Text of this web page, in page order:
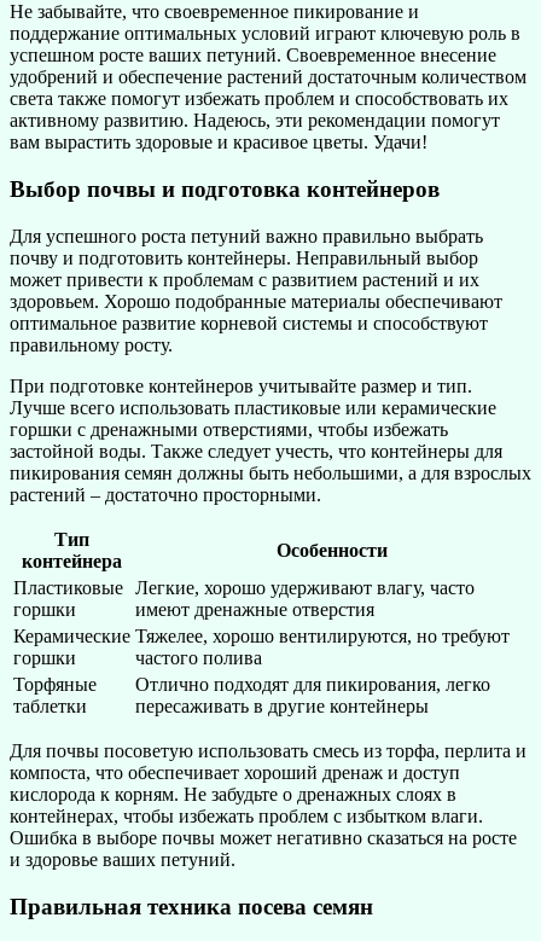
Не забывайте, что своевременное пикирование и
поддержание оптимальных условий играют ключевую роль в
успешном росте ваших петуний. Своевременное внесение
удобрений и обеспечение растений достаточным количеством
света также помогут избежать проблем и способствовать их
активному развитию. Надеюсь, эти рекомендации помогут
вам вырастить здоровые и красивое цветы. Удачи!
Выбор почвы и подготовка контейнеров
Для успешного роста петуний важно правильно выбрать
почву и подготовить контейнеры. Неправильный выбор
может привести к проблемам с развитием растений и их
здоровьем. Хорошо подобранные материалы обеспечивают
оптимальное развитие корневой системы и способствуют
правильному росту.
При подготовке контейнеров учитывайте размер и тип.
Лучше всего использовать пластиковые или керамические
горшки с дренажными отверстиями, чтобы избежать
застойной воды. Также следует учесть, что контейнеры для
пикирования семян должны быть небольшими, а для взрослых
растений – достаточно просторными.
Тип
контейнера
Особенности
Пластиковые
горшки
Легкие, хорошо удерживают влагу, часто
имеют дренажные отверстия
Керамические
горшки
Тяжелее, хорошо вентилируются, но требуют
частого полива
Торфяные
таблетки
Отлично подходят для пикирования, легко
пересаживать в другие контейнеры
Для почвы посоветую использовать смесь из торфа, перлита и
компоста, что обеспечивает хороший дренаж и доступ
кислорода к корням. Не забудьте о дренажных слоях в
контейнерах, чтобы избежать проблем с избытком влаги.
Ошибка в выборе почвы может негативно сказаться на росте
и здоровье ваших петуний.
Правильная техника посева семян